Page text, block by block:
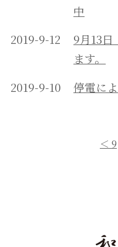
中
2019-9-12
9月13日
ます。
2019-9-10
停電に
＜ 9